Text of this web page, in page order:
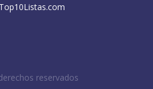
Top10Listas.com
reservados